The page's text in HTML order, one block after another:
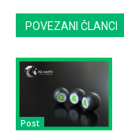
POVEZANI ČLANCI
Post